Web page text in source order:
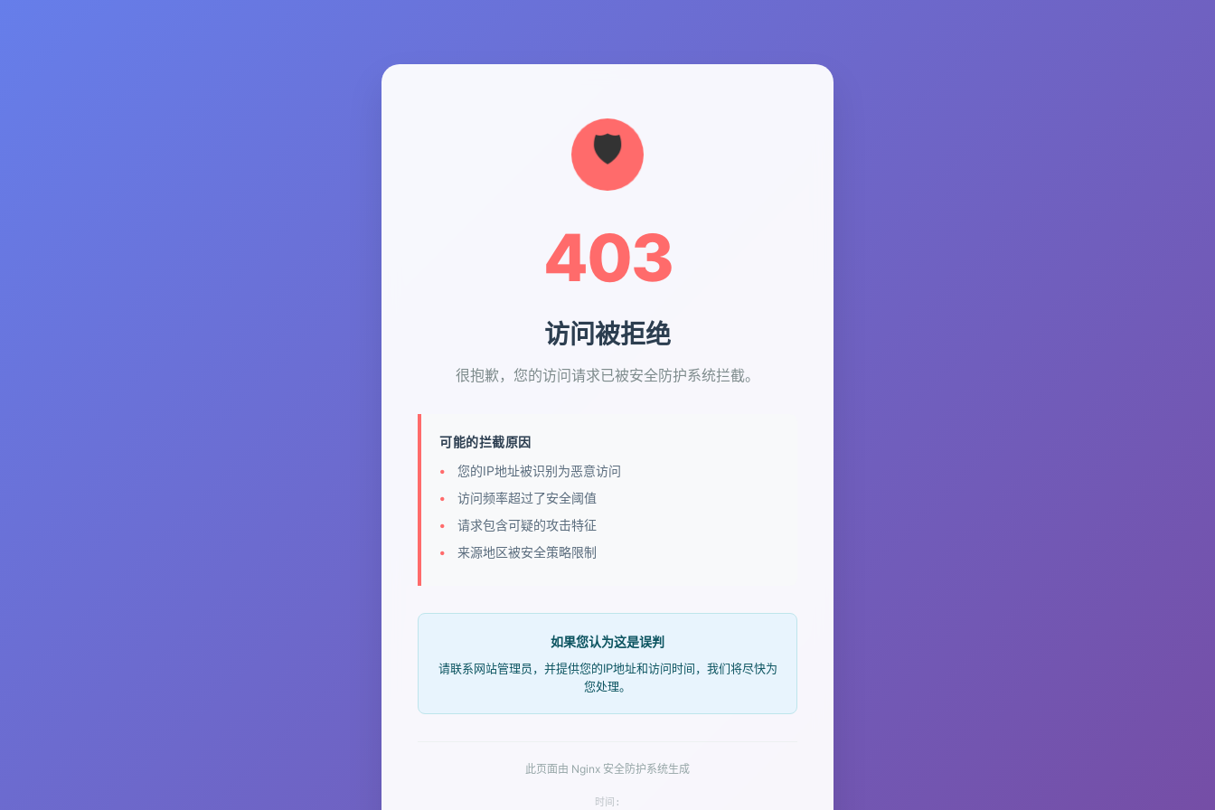
403
访问被拒绝
很抱歉，您的访问请求已被安全防护系统拦截。
可能的拦截原因
您的IP地址被识别为恶意访问
访问频率超过了安全阈值
请求包含可疑的攻击特征
来源地区被安全策略限制
如果您认为这是误判
请联系网站管理员，并提供您的IP地址和访问时间，我们将尽快为
您处理。
此页面由 Nginx 安全防护系统生成
时间: